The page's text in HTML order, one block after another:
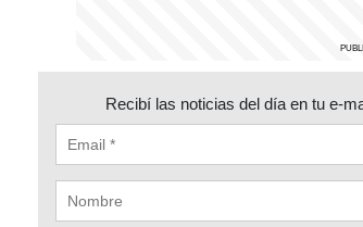
Recibí las noticias del día en tu e-